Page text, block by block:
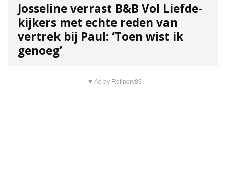
Josseline verrast B&B Vol Liefde-
kijkers met echte reden van
vertrek bij Paul: ‘Toen wist ik
genoeg’
▼ Ad by Refinery89